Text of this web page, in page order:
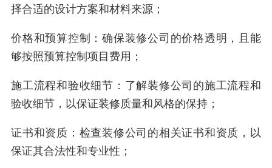
择合适的设计方案和材料来源；
价格和预算控制：确保装修公司的价格透明，且能
够按照预算控制项目费用；
施工流程和验收细节：了解装修公司的施工流程和
验收细节，以保证装修质量和风格的保持；
证书和资质：检查装修公司的相关证书和资质，以
保证其合法性和专业性；